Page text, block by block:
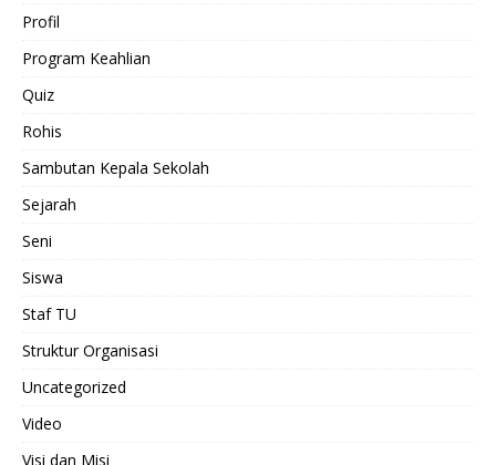
Profil
Program Keahlian
Quiz
Rohis
Sambutan Kepala Sekolah
Sejarah
Seni
Siswa
Staf TU
Struktur Organisasi
Uncategorized
Video
Visi dan Misi